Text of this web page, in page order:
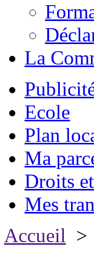
La
Ecole
Plan
Ma
Droits
Mes
Accueil >